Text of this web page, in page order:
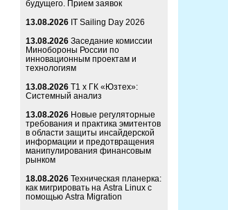
будущего. Прием заявок
13.08.2026 IT Sailing Day 2026
13.08.2026 Заседание комиссии
Минобороны России по
инновационным проектам и
технологиям
13.08.2026 Т1 x ГК «Юзтех»:
Системный анализ
13.08.2026 Новые регуляторные
требования и практика эмитентов
в области защиты инсайдерской
информации и предотвращения
манипулирования финансовым
рынком
18.08.2026 Техническая планерка:
как мигрировать на Astra Linux с
помощью Astra Migration